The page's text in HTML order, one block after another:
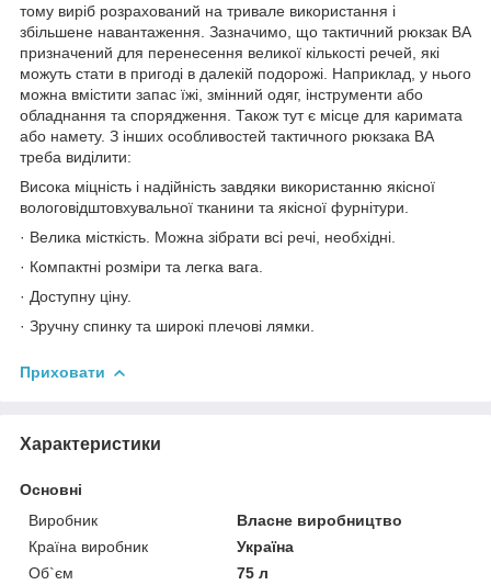
тому виріб розрахований на тривале використання і
збільшене навантаження. Зазначимо, що тактичний рюкзак ВА
призначений для перенесення великої кількості речей, які
можуть стати в пригоді в далекій подорожі. Наприклад, у нього
можна вмістити запас їжі, змінний одяг, інструменти або
обладнання та спорядження. Також тут є місце для каримата
або намету. З інших особливостей тактичного рюкзака ВА
треба виділити:
Висока міцність і надійність завдяки використанню якісної
вологовідштовхувальної тканини та якісної фурнітури.
· Велика місткість. Можна зібрати всі речі, необхідні.
· Компактні розміри та легка вага.
· Доступну ціну.
· Зручну спинку та широкі плечові лямки.
Приховати
Характеристики
Основні
Виробник
Власне виробництво
Країна виробник
Україна
Об`єм
75 л